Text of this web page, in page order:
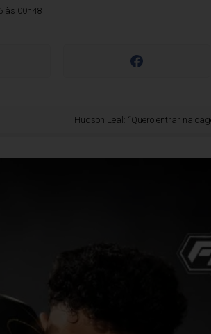
às 00h48
Hudson Leal: “Quero entrar na cage